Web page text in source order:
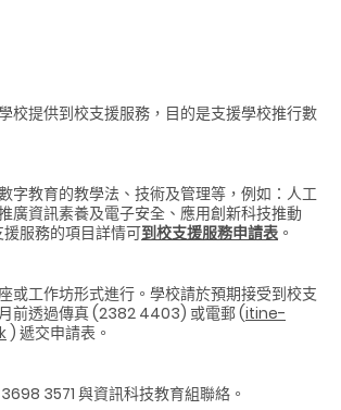
校提供到校支援服務，目的是支援學校推行數
字教育的教學法、技術及管理等，例如：人工
廣資訊素養及電子安全、應用創新科技推動
援服務的項目詳情可到校支援服務申請表 。
或工作坊形式進行。學校請於預期接受到校支
前透過傳真 (2382 4403) 或電郵 (itine-
) 遞交申請表。
3571 與資訊科技教育組聯絡。